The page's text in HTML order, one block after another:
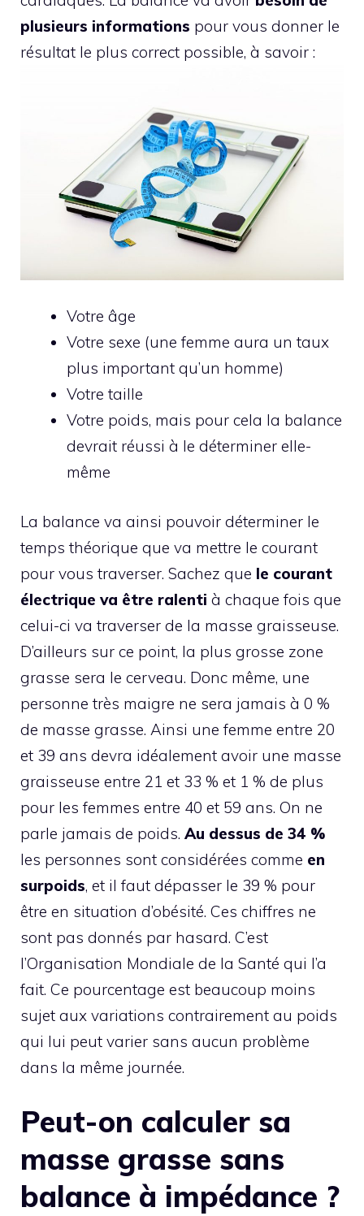
plusieurs informations pour vous donner le
résultat le plus correct possible, à savoir :
Votre âge
Votre sexe (une femme aura un taux
plus important qu’un homme)
Votre taille
Votre poids, mais pour cela la balance
devrait réussi à le déterminer elle-
même
La balance va ainsi pouvoir déterminer le
temps théorique que va mettre le courant
pour vous traverser. Sachez que le courant
électrique va être ralenti à chaque fois que
celui-ci va traverser de la masse graisseuse.
D’ailleurs sur ce point, la plus grosse zone
grasse sera le cerveau. Donc même, une
personne très maigre ne sera jamais à 0 %
de masse grasse. Ainsi une femme entre 20
et 39 ans devra idéalement avoir une masse
graisseuse entre 21 et 33 % et 1 % de plus
pour les femmes entre 40 et 59 ans. On ne
parle jamais de poids. Au dessus de 34 %
les personnes sont considérées comme en
surpoids, et il faut dépasser le 39 % pour
être en situation d’obésité. Ces chiffres ne
sont pas donnés par hasard. C’est
l’Organisation Mondiale de la Santé qui l’a
fait. Ce pourcentage est beaucoup moins
sujet aux variations contrairement au poids
qui lui peut varier sans aucun problème
dans la même journée.
Peut-on calculer sa
masse grasse sans
balance à impédance ?